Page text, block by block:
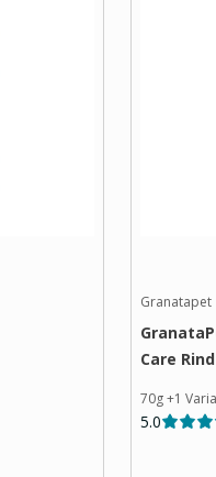
Granatapet
Care Rind
70g+1
5.0